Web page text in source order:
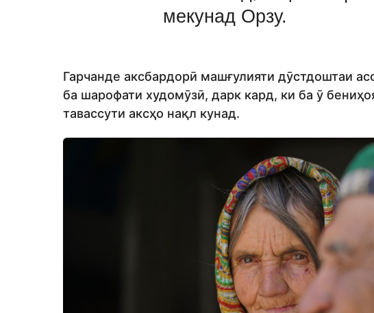
мекунад Орзу.
Гарчанде аксбардорӣ машғулияти дӯстдоштаи
ба шарофати худомӯзӣ, дарк кард, ки ба ӯ
тавассути аксҳо нақл кунад.